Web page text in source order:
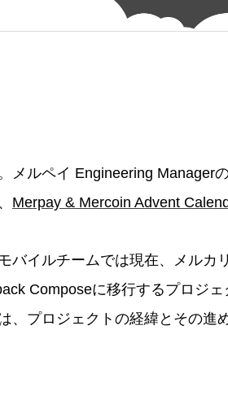
メルペイ Engineering Manager
Merpay & Mercoin Advent
バイルチームでは現在、メルカ
Composeに移行するプロジェ
、プロジェクトの経緯とその進